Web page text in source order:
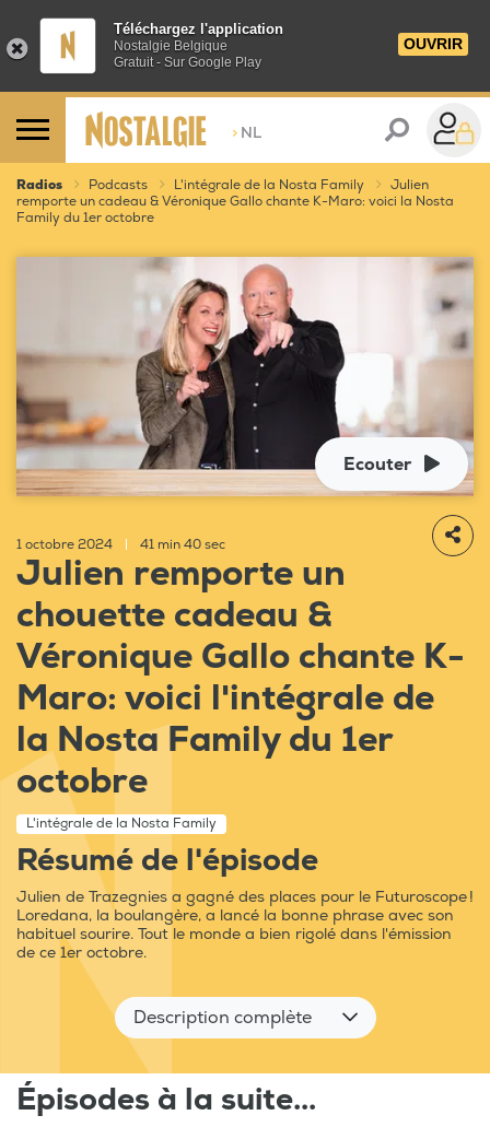
Téléchargez l'application
Nostalgie Belgique
Gratuit - Sur Google Play
OUVRIR
> NL
Radios Podcasts L'intégrale de la Nosta Family
Julien
remporte un cadeau & Véronique Gallo chante K-Maro: voici la Nosta
Family du 1er octobre
Ecouter
1 octobre 2024 41 min 40 sec
Julien remporte un
chouette cadeau &
Véronique Gallo chante K-
Maro: voici l'intégrale de
la Nosta Family du 1er
octobre
L'intégrale de la Nosta Family
Résumé de l'épisode
Julien de Trazegnies a gagné des places pour le Futuroscope !
Loredana, la boulangère, a lancé la bonne phrase avec son
habituel sourire. Tout le monde a bien rigolé dans l'émission
de ce 1er octobre.
Description complète
Épisodes à la suite...